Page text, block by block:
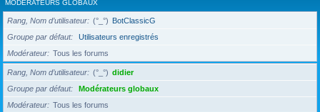
MODÉRATEURS GLOBAUX
Rang, Nom d’utilisateur (°_°) BotClassicG
Groupe par défaut
Utilisateurs enregistrés
Modérateur
Tous les forums
Rang, Nom d’utilisateur (°_°) didier
Groupe par défaut
Modérateurs globaux
Modérateur
Tous les forums